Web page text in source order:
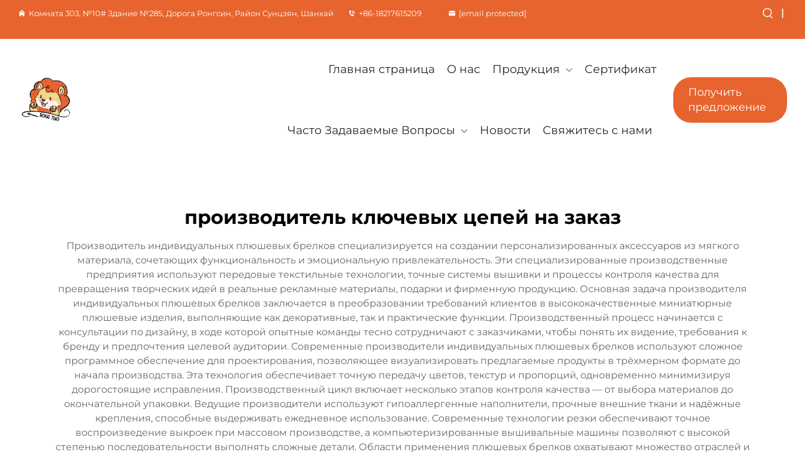
Комната 303, №10# Здание №285, Дорога Ронгсин, Район Сунцзян, Шанхай +86-18217615209 [email protected] |
Главная страница О нас Продукция Сертификат
Часто Задаваемые Вопросы Новости Свяжитесь с нами
Получить
предложение
производитель ключевых цепей на заказ
Производитель индивидуальных плюшевых брелков специализируется на создании персонализированных аксессуаров из мягкого
материала, сочетающих функциональность и эмоциональную привлекательность. Эти специализированные производственные
предприятия используют передовые текстильные технологии, точные системы вышивки и процессы контроля качества для
превращения творческих идей в реальные рекламные материалы, подарки и фирменную продукцию. Основная задача производителя
индивидуальных плюшевых брелков заключается в преобразовании требований клиентов в высококачественные миниатюрные
плюшевые изделия, выполняющие как декоративные, так и практические функции. Производственный процесс начинается с
консультации по дизайну, в ходе которой опытные команды тесно сотрудничают с заказчиками, чтобы понять их видение, требования к
бренду и предпочтения целевой аудитории. Современные производители индивидуальных плюшевых брелков используют сложное
программное обеспечение для проектирования, позволяющее визуализировать предлагаемые продукты в трёхмерном формате до
начала производства. Эта технология обеспечивает точную передачу цветов, текстур и пропорций, одновременно минимизируя
дорогостоящие исправления. Производственный цикл включает несколько этапов контроля качества — от выбора материалов до
окончательной упаковки. Ведущие производители используют гипоаллергенные наполнители, прочные внешние ткани и надёжные
крепления, способные выдерживать ежедневное использование. Современные технологии резки обеспечивают точное
воспроизведение выкроек при массовом производстве, а компьютеризированные вышивальные машины позволяют с высокой
степенью последовательности выполнять сложные детали. Области применения плюшевых брелков охватывают множество отраслей и